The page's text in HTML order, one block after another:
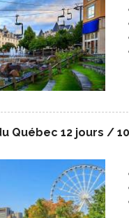
Québec 12 jours /